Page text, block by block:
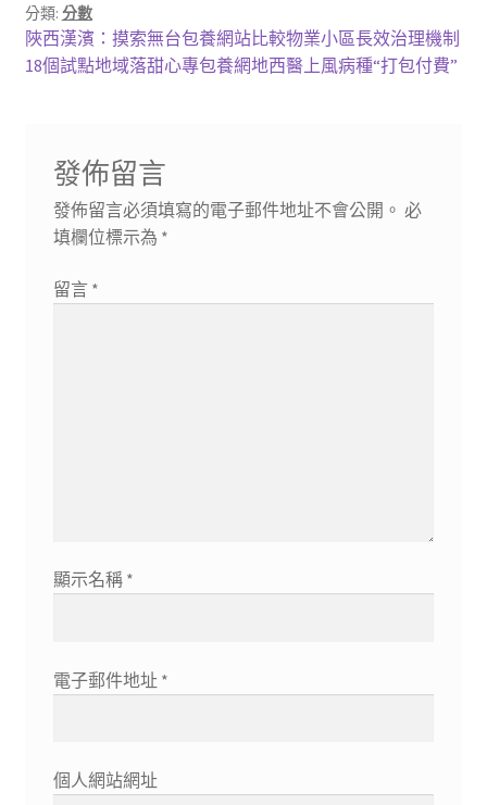
分類: 分數
文
章
覽
上
一
陜西漢濱：摸索無台包養網站比較物業小區長效治理機制
下
18個試點地域落甜心專包養網地西醫上風病種“打包付費”
發佈留言
發佈留言必須填寫的電子郵件地址不會公開。 必
填欄位標示為 *
留言 *
顯示名稱 *
電子郵件地址 *
個人網站網址